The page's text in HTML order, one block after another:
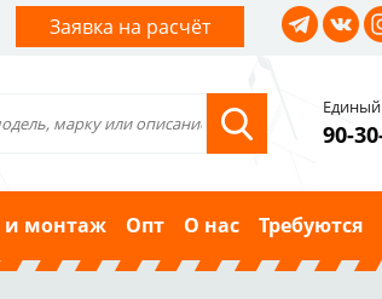
Заявка на расчёт
90-
и монтаж Опт О нас Требуются